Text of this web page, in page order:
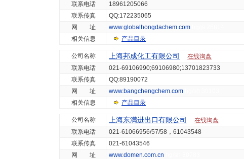
联系电话
18961205066
联系传真
QQ:172235065
网 址
www.globalhongdachem.com
相关信息
产品目录
公司名称 上海邦成化工有限公司 在线询盘
联系电话
021-69106990;69106980;13701823733
联系传真
QQ:89190072
网 址
www.bangchengchem.com
相关信息
产品目录
公司名称 上海东满进出口有限公司 在线询盘
联系电话
021-61066956/57/58，61043548
联系传真
021-61043546
网 址
www.domen.com.cn